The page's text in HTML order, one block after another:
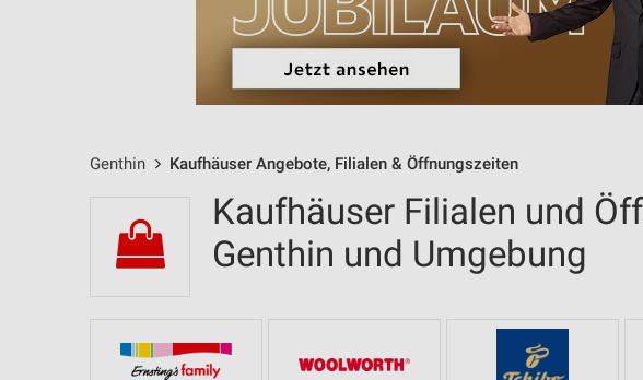
Genthin Kaufhäuser Angebote, Filialen & Öffnungszeiten
Kaufhäuser Filialen und
Genthin und Umgebung